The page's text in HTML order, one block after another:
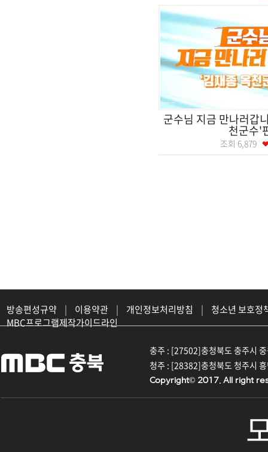
군수님 지금 만나러갑
천군수'
조회 6,879
방송편성규약 | 이용약관 | 개인정보처리방침 |
청소년 보호정
MBC프로그램제작가이드라인
충주 : [27502]충청북도 충주시
청주 : [28382]충청북도 청주시
Copyright© 2017. All right